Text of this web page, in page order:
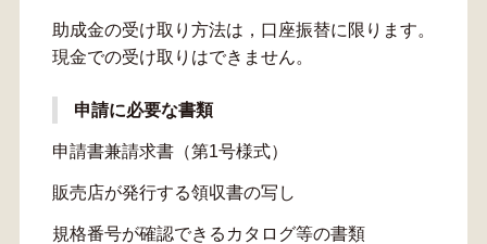
助成金の受け取り方法は，口座振替に限ります。
現金での受け取りはできません。
申請に必要な書類
申請書兼請求書（第1号様式）
販売店が発行する領収書の写し
規格番号が確認できるカタログ等の書類